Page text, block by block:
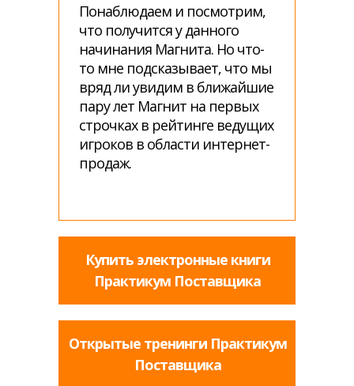
Понаблюдаем и посмотрим,
что получится у данного
начинания Магнита. Но что-
то мне подсказывает, что мы
вряд ли увидим в ближайшие
пару лет Магнит на первых
строчках в рейтинге ведущих
игроков в области интернет-
продаж.
Купить электронные книги
Практикум Поставщика
Открытые тренинги Практикум
Поставщика